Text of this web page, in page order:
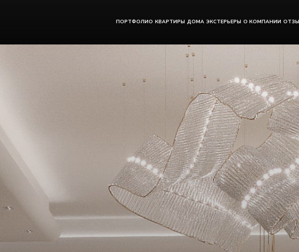
ПОРТФОЛИО КВАРТИРЫ ДОМА ЭКСТЕРЬЕРЫ О КОМПАНИИ